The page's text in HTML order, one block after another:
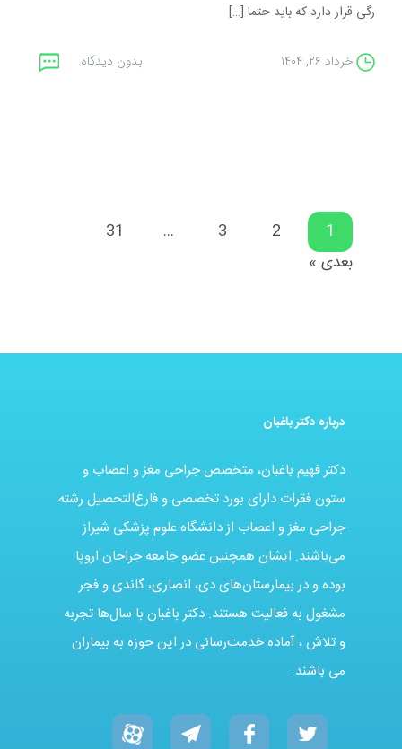
رگی قرار دارد که باید حتما […]
خرداد ۲۶, ۱۴۰۴ بدون دیدگاه
1
2
3
…
31
بعدی »
درباره دکتر باغبان
دکتر فهیم باغبان، متخصص جراحی مغز و اعصاب و
ستون فقرات دارای بورد تخصصی و فارغ‌التحصیل رشته
جراحی مغز و اعصاب از دانشگاه علوم پزشکی شیراز
می‌باشند. ایشان همچنین عضو جامعه جراحان اروپا
بوده و در بیمارستان‌های دی، انصاری، گاندی و فجر
مشغول به فعالیت هستند. دکتر باغبان با سال‌ها تجربه
و تلاش ، آماده خدمت‌رسانی در این حوزه به بیماران
می باشند.